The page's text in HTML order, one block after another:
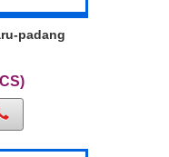
padang